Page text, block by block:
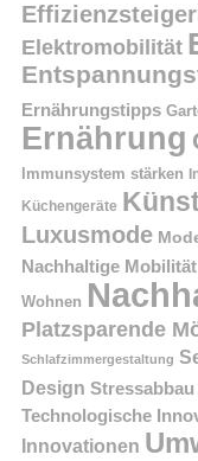
Elektromobilität
Ernährungstipps
Ernährung
Immunsystem stärken
Küchengeräte
Luxusmode
Nachhaltige Mobilität
Wohnen
Platzsparende
Schlafzimmergestaltung
Design Stressabbau
Technologische
Innovationen